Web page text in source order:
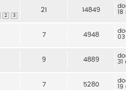
2 3
21 14849
18
7 4948
03
9 4889
31
7 5280
19